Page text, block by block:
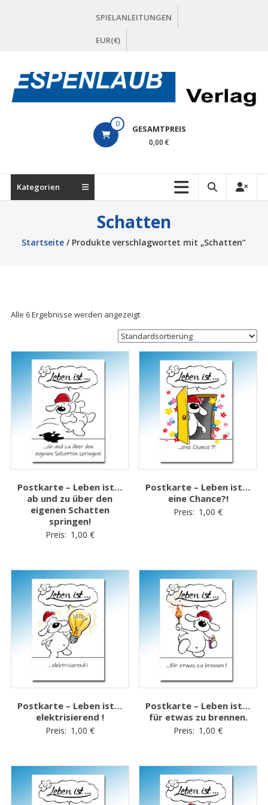
SPIELANLEITUNGEN
EUR(€)
ESPENLAUB
0 GESAMTPREIS
0,00 €
Kategorien
Schatten
Startseite / Produkte verschlagwortet mit „Schatten“
Alle 6 Ergebnisse werden angezeigt
Postkarte – Leben ist…
ab und zu über den
eigenen Schatten
springen!
Preis: 1,00 €
Postkarte – Leben ist…
eine Chance?!
Preis: 1,00€
Postkarte – Leben ist…
elektrisierend !
Preis: 1,00 €
Postkarte – Leben ist…
für etwas zu brennen.
Preis: 1,00€